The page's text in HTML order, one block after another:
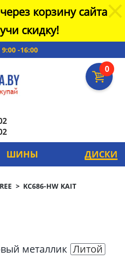
корзину сайта
скидку!
-16:00
0
ШИНЫ ДИСКИ
KC686-HW KAIT
металлик Литой